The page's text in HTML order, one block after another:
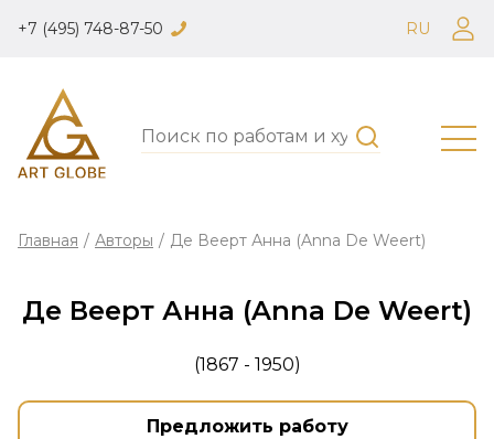
+7 (495) 748-87-50 RU
Главная / Авторы / Де Веерт Анна (Anna De Weert)
Де Веерт Анна (Anna De Weert)
(1867 - 1950)
Предложить работу